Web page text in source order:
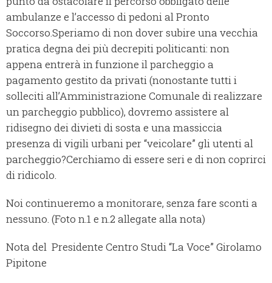
ambulanze e l’accesso di pedoni al Pronto
Soccorso.Speriamo di non dover subire una vecchia
pratica degna dei più decrepiti politicanti: non
appena entrerà in funzione il parcheggio a
pagamento gestito da privati (nonostante tutti i
solleciti all’Amministrazione Comunale di realizzare
un parcheggio pubblico), dovremo assistere al
ridisegno dei divieti di sosta e una massiccia
presenza di vigili urbani per “veicolare” gli utenti al
parcheggio?Cerchiamo di essere seri e di non coprirci
di ridicolo.
Noi continueremo a monitorare, senza fare sconti a
nessuno. (Foto n.1 e n.2 allegate alla nota)
Nota del Presidente Centro Studi “La Voce” Girolamo
Pipitone